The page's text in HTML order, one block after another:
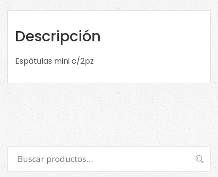
Descripción
Espátulas mini c/2pz
por:
Buscar